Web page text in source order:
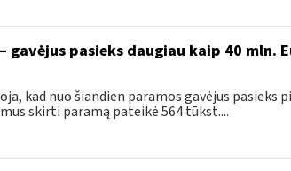
gavėjus pasieks daugiau kaip 40 mln.
kad nuo šiandien paramos gavėjus pasieks
skirti paramą pateikė 564 tūkst....